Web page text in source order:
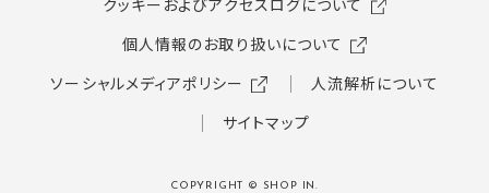
クッキーおよびアクセスログについて
個人情報のお取り扱いについて
ソーシャルメディアポリシー
人流解析について
サイトマップ
COPYRIGHT © SHOP IN.